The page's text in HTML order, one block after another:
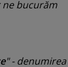
ne bucurăm
" - denumirea